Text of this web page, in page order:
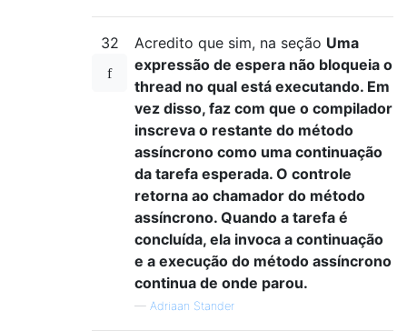
32 Acredito que sim, na seção Uma
expressão de espera não bloqueia o
thread no qual está executando. Em
vez disso, faz com que o compilador
inscreva o restante do método
assíncrono como uma continuação
da tarefa esperada. O controle
retorna ao chamador do método
assíncrono. Quando a tarefa é
concluída, ela invoca a continuação
e a execução do método assíncrono
continua de onde parou.
— Adriaan Stander